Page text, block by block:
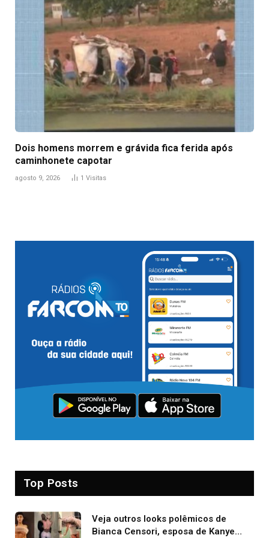
Dois homens morrem e grávida fica ferida após
caminhonete capotar
agosto 9, 2026 1 Visitas
Top Posts
Veja outros looks polêmicos de
Bianca Censori, esposa de Kanye